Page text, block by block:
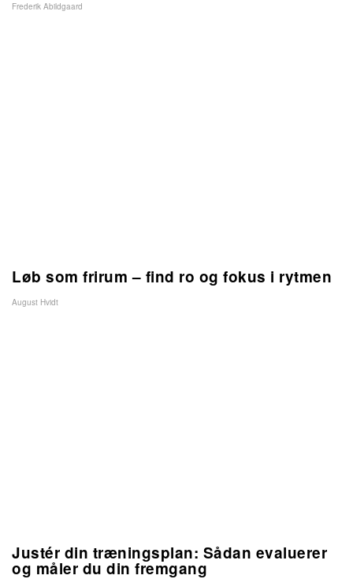
Frederik Abildgaard
Løb som frirum – find ro og fokus i rytmen
August Hvidt
Justér din træningsplan: Sådan evaluerer
og måler du din fremgang